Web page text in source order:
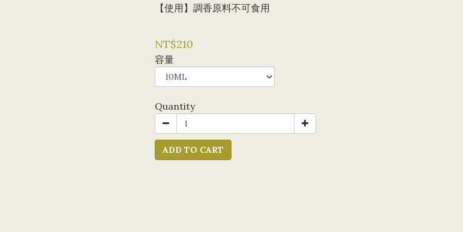
【使用】調香原料不可食用
NT$210
容量
Quantity
ADD TO CART